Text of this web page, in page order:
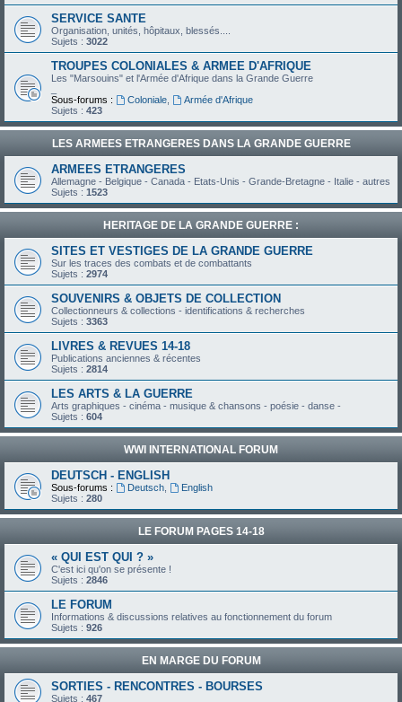
SERVICE SANTE
Organisation, unités, hôpitaux, blessés....
Sujets : 3022
TROUPES COLONIALES & ARMEE D'AFRIQUE
Les "Marsouins" et l'Armée d'Afrique dans la Grande Guerre
Sous-forums :
Coloniale,
Armée d'Afrique
Sujets : 423
LES ARMEES ETRANGERES DANS LA GRANDE GUERRE
ARMEES ETRANGERES
Allemagne - Belgique - Canada - Etats-Unis - Grande-Bretagne - Italie - autres
Sujets : 1523
HERITAGE DE LA GRANDE GUERRE :
SITES ET VESTIGES DE LA GRANDE GUERRE
Sur les traces des combats et de combattants
Sujets : 2974
SOUVENIRS & OBJETS DE COLLECTION
Collectionneurs & collections - identifications & recherches
Sujets : 3363
LIVRES & REVUES 14-18
Publications anciennes & récentes
Sujets : 2814
LES ARTS & LA GUERRE
Arts graphiques - cinéma - musique & chansons - poésie - danse -
Sujets : 604
WWI INTERNATIONAL FORUM
DEUTSCH - ENGLISH
Sous-forums : Deutsch,
English
Sujets : 280
LE FORUM PAGES 14-18
« QUI EST QUI ? »
C'est ici qu'on se présente !
Sujets : 2846
LE FORUM
Informations & discussions relatives au fonctionnement du forum
Sujets : 926
EN MARGE DU FORUM
SORTIES - RENCONTRES - BOURSES
Sujets : 467